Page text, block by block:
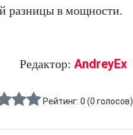
разницы в мощности.
Редактор: AndreyEx
Рейтинг: 0 (0 голосов)